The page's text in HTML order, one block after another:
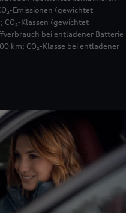
Emissionen (gewichtet
Klassen (gewichtet
bei entladener Batterie
km; CO₂-Klasse bei entladener